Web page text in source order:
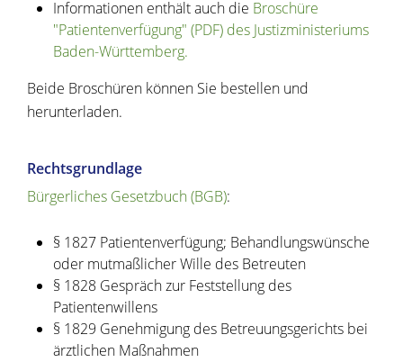
Informationen enthält auch die Broschüre
"Patientenverfügung" (PDF) des Justizministeriums
Baden-Württemberg.
Beide Broschüren können Sie bestellen und
herunterladen.
Rechtsgrundlage
Bürgerliches Gesetzbuch (BGB):
§ 1827 Patientenverfügung; Behandlungswünsche
oder mutmaßlicher Wille des Betreuten
§ 1828 Gespräch zur Feststellung des
Patientenwillens
§ 1829 Genehmigung des Betreuungsgerichts bei
ärztlichen Maßnahmen